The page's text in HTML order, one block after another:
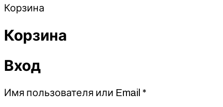
Корзина
Корзина
Вход
Имя пользователя или Email *Обязательно